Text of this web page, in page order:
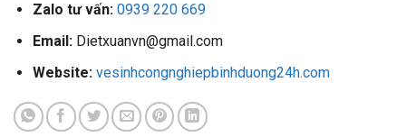
Zalo tư vấn: 0939 220 669
Email:Dietxuanvn@gmail.com
Website: vesinhcongnghiepbinhduong24h.com